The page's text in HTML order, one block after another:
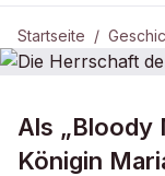
Startseite /
Die
Als „Bloody
Königin